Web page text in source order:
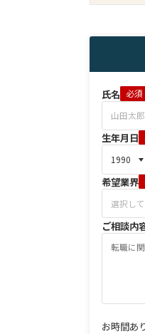
氏名 必須
生年月日
希望業界
ご相談内
お時間あ